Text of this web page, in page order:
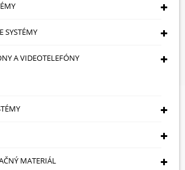
SYSTÉMY
A VIDEOTELEFÓNY
MATERIÁL
Snímače Dymu - Plynu A Tepla
Bezdrôtové
Bezdrôtové